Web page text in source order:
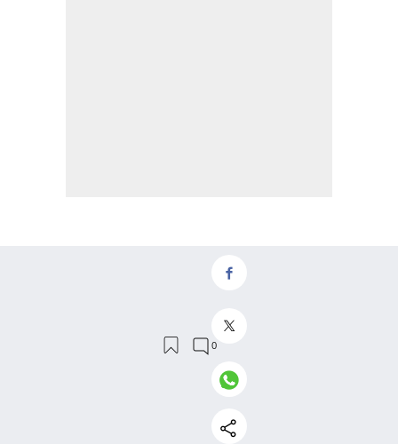
Premio Vicent Caselles 2026
a seis jóvenes matemáticos
por sus contribuciones desde
España al conocimiento
Jarillo-Herrero, el físico